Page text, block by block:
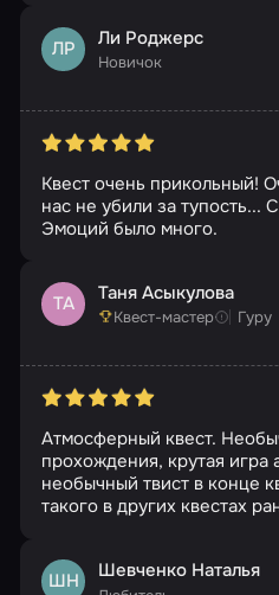
ЛР Ли Роджерс
Новичок
Квест очень прикольный!
нас не убили за тупость...
Эмоций было много.
ТА Таня Асыкулова
Квест-мастер Гуру
Атмосферный квест.
прохождения, крутая игра
необычный твист в конце
такого в других квестах
ШН Шевченко Наталья